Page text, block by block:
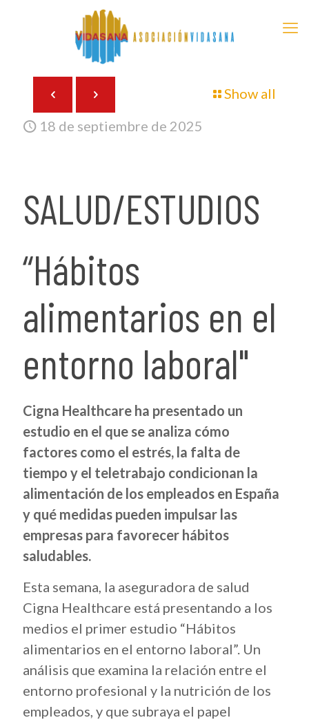
Show all
18 de septiembre de 2025
SALUD/ESTUDIOS
“Hábitos
alimentarios en el
entorno laboral"
Cigna Healthcare ha presentado un
estudio en el que se analiza cómo
factores como el estrés, la falta de
tiempo y el teletrabajo condicionan la
alimentación de los empleados en España
y qué medidas pueden impulsar las
empresas para favorecer hábitos
saludables.
Esta semana, la aseguradora de salud
Cigna Healthcare está presentando a los
medios el primer estudio “Hábitos
alimentarios en el entorno laboral”. Un
análisis que examina la relación entre el
entorno profesional y la nutrición de los
empleados, y que subraya el papel